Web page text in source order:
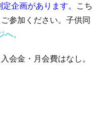
企画があります。
こち
参加ください。子供同
。
会金・月会費はなし。